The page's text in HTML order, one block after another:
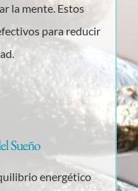
la mente. Estos
para reducir
Sueño
energético